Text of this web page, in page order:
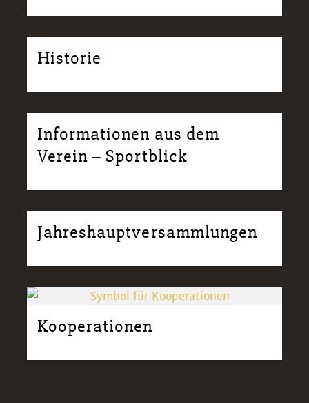
Historie
Informationen aus dem
Verein – Sportblick
Jahreshauptversammlungen
Kooperationen